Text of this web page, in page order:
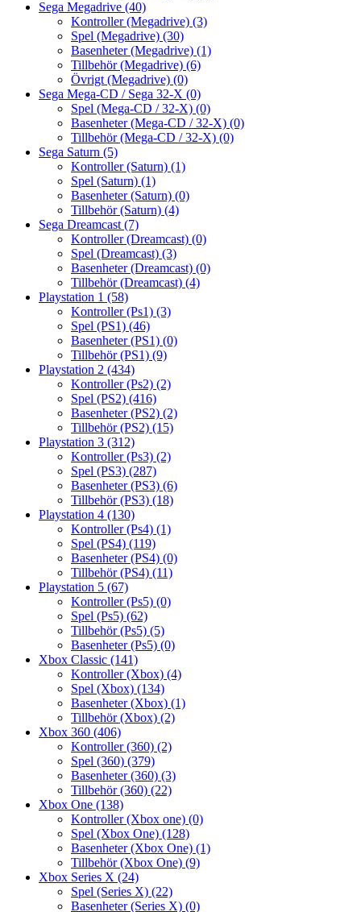
Sega Megadrive (40)
Kontroller (Megadrive) (3)
Spel (Megadrive) (30)
Basenheter (Megadrive) (1)
Tillbehör (Megadrive) (6)
Övrigt (Megadrive) (0)
Sega Mega-CD / Sega 32-X (0)
Spel (Mega-CD / 32-X) (0)
Basenheter (Mega-CD / 32-X) (0)
Tillbehör (Mega-CD / 32-X) (0)
Sega Saturn (5)
Kontroller (Saturn) (1)
Spel (Saturn) (1)
Basenheter (Saturn) (0)
Tillbehör (Saturn) (4)
Sega Dreamcast (7)
Kontroller (Dreamcast) (0)
Spel (Dreamcast) (3)
Basenheter (Dreamcast) (0)
Tillbehör (Dreamcast) (4)
Playstation 1 (58)
Kontroller (Ps1) (3)
Spel (PS1) (46)
Basenheter (PS1) (0)
Tillbehör (PS1) (9)
Playstation 2 (434)
Kontroller (Ps2) (2)
Spel (PS2) (416)
Basenheter (PS2) (2)
Tillbehör (PS2) (15)
Playstation 3 (312)
Kontroller (Ps3) (2)
Spel (PS3) (287)
Basenheter (PS3) (6)
Tillbehör (PS3) (18)
Playstation 4 (130)
Kontroller (Ps4) (1)
Spel (PS4) (119)
Basenheter (PS4) (0)
Tillbehör (PS4) (11)
Playstation 5 (67)
Kontroller (Ps5) (0)
Spel (Ps5) (62)
Tillbehör (Ps5) (5)
Basenheter (Ps5) (0)
Xbox Classic (141)
Kontroller (Xbox) (4)
Spel (Xbox) (134)
Basenheter (Xbox) (1)
Tillbehör (Xbox) (2)
Xbox 360 (406)
Kontroller (360) (2)
Spel (360) (379)
Basenheter (360) (3)
Tillbehör (360) (22)
Xbox One (138)
Kontroller (Xbox one) (0)
Spel (Xbox One) (128)
Basenheter (Xbox One) (1)
Tillbehör (Xbox One) (9)
Xbox Series X (24)
Spel (Series X) (22)
Basenheter (Series X) (0)